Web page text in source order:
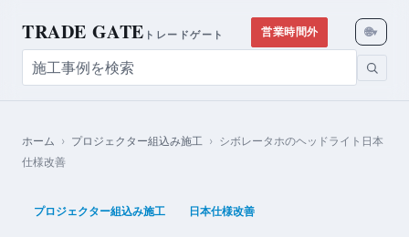
TRADE GATE トレードゲート 営業時間外 🌐▾
ホーム › プロジェクター組込み施工 › シボレータホのヘッドライト日本
仕様改善
プロジェクター組込み施工 日本仕様改善